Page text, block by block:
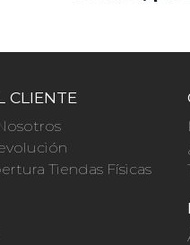
CLIENTE
Tiendas Físicas